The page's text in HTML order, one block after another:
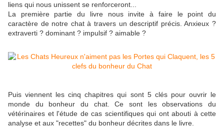
liens qui nous unissent se renforceront...
La première partie du livre nous invite à faire le point du
caractère de notre chat à travers un descriptif précis. Anxieux ?
extraverti ? dominant ? impulsif ? aimable ?
Puis viennent les cinq chapitres qui sont 5 clés pour ouvrir le
monde du bonheur du chat. Ce sont les observations du
vétérinaires et l'étude de cas scientifiques qui ont abouti à cette
analyse et aux "recettes" du bonheur décrites dans le livre.